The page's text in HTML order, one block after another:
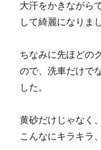
大汗をかきながら
して綺麗になりま
ちなみに先ほどの
ので、洗車だけで
した。
黄砂だけじゃなく
こんなにキラキラ